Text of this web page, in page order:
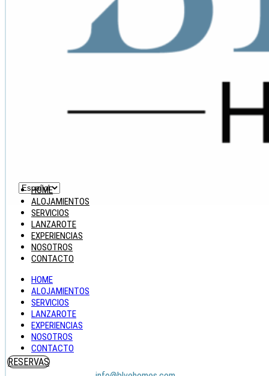
HOME
ALOJAMIENTOS
SERVICIOS
LANZAROTE
EXPERIENCIAS
NOSOTROS
CONTACTO
HOME
ALOJAMIENTOS
SERVICIOS
LANZAROTE
EXPERIENCIAS
NOSOTROS
CONTACTO
RESERVAS